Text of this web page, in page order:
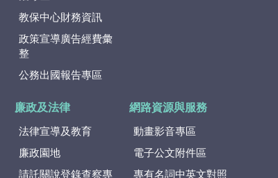
教保中心財務資訊
政策宣導廣告經費彙
整
公務出國報告專區
廉政及法律
法律宣導及教育
廉政園地
請託關說登錄查察專
網路資源與服務
動畫影音專區
電子公文附件區
專有名詞中英文對照